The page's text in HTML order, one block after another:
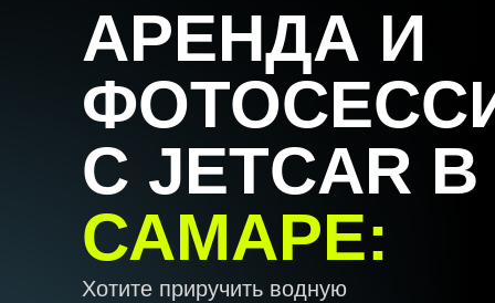
Хотите приручить водную
АРЕНДА И
С JETCAR В
САМАРЕ: